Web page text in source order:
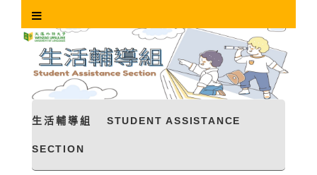
生活輔導組 STUDENT ASSISTANCE
SECTION